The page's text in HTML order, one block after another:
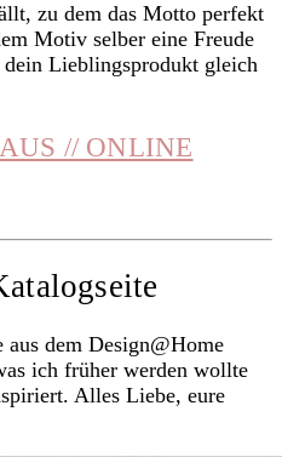
zu dem das Motto perfekt
Motiv selber eine Freude
dein Lieblingsprodukt gleich
// ONLINE
aus dem Design@Home
ich früher werden wollte
Alles Liebe, eure